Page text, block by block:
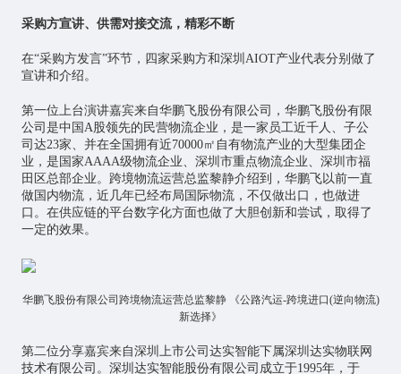
采购方宣讲、供需对接交流，精彩不断
在“采购方发言”环节，四家采购方和深圳AIOT产业代表分别做了
宣讲和介绍。
第一位上台演讲嘉宾来自华鹏飞股份有限公司，华鹏飞股份有限
公司是中国A股领先的民营物流企业，是一家员工近千人、子公
司达23家、并在全国拥有近70000㎡自有物流产业的大型集团企
业，是国家AAAA级物流企业、深圳市重点物流企业、深圳市福
田区总部企业。跨境物流运营总监黎静介绍到，华鹏飞以前一直
做国内物流，近几年已经布局国际物流，不仅做出口，也做进
口。在供应链的平台数字化方面也做了大胆创新和尝试，取得了
一定的效果。
华鹏飞股份有限公司跨境物流运营总监黎静 《公路汽运-跨境进口(逆向物流)
新选择》
第二位分享嘉宾来自深圳上市公司达实智能下属深圳达实物联网
技术有限公司。深圳达实智能股份有限公司成立于1995年，于